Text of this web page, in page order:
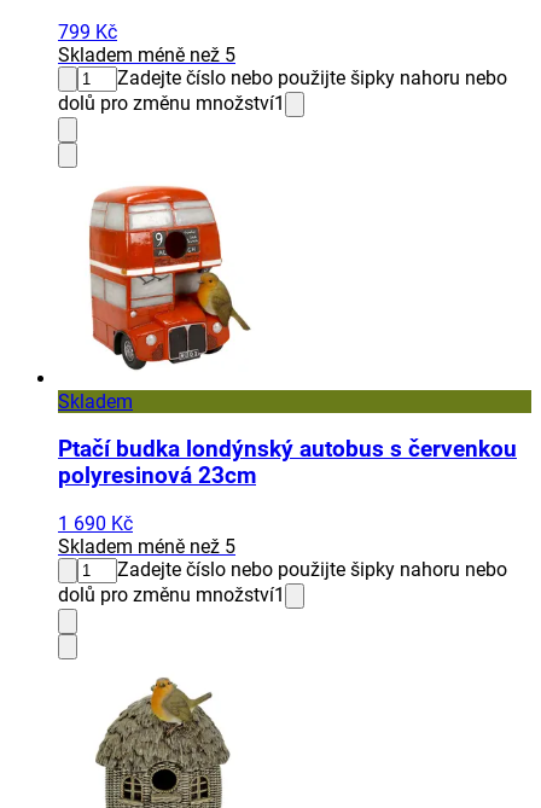
799 Kč
Skladem méně než 5
Zadejte číslo nebo použijte šipky nahoru nebo
dolů pro změnu množství1
Skladem
Ptačí budka londýnský autobus s červenkou
polyresinová 23cm
1 690 Kč
Skladem méně než 5
Zadejte číslo nebo použijte šipky nahoru nebo
dolů pro změnu množství1